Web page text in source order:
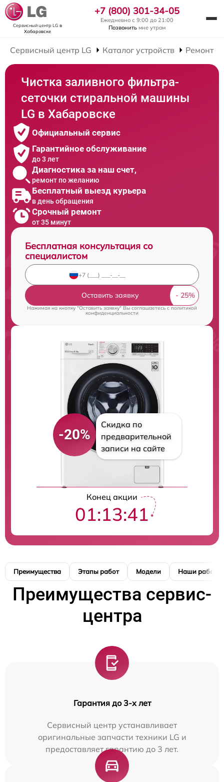
Сервисный центр LG в
Хабаровске
+7 (800) 301-34-05
Ежедневно с 9:00 до 21:00
Позвонить мне утром
Сервисный центр LG Каталог устройств Ремонт
Чистка заливного фильтра-
сеточки стиральной машины
LG в Хабаровске
Официальный сервис
Гарантийное обслуживание
до 3 лет
Диагностика за наш счет,
ремонт по желанию
Бесплатный выезд курьера
в день обращения
Срочный ремонт
от 35 минут
Бесплатная консультация со
специалистом
Оставить заявку
Нажимая на кнопку "Оставить заявку" Вы соглашаетесь cполитикой
конфиденциальности
-20%
Скидка по
предварительной
записи на сайте
Конец акции
01:13:41
Преимущества Этапы работ Модели Наши работы
Преимущества сервис-
центра
Гарантия до 3-х лет
Сервисный центр устанавливает
оригинальные запчасти техники LG и
предоставляет гарантию до 3 лет.